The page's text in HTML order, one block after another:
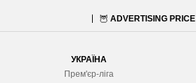
🦉 ADVERTISING PRICE
УКРАЇНА
Прем'єр-ліга